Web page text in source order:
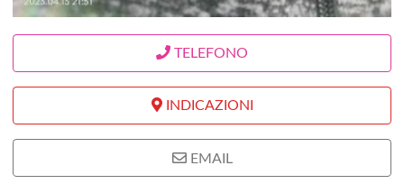
TELEFONO
INDICAZIONI
EMAIL